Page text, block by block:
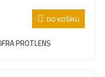
DO KOŠÍKU
PROTLENS